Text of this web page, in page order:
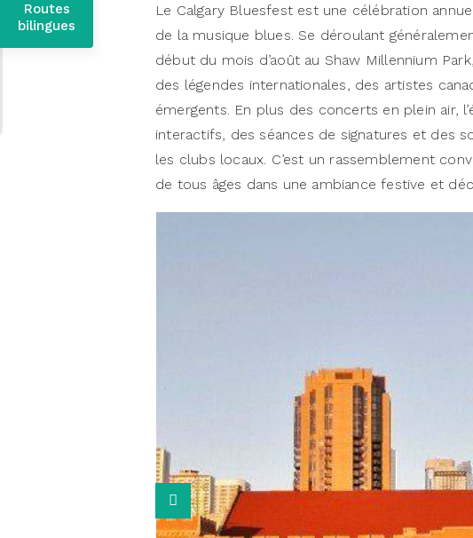
Routes
bilingues
Le Calgary Bluesfest est une célébration
de la musique blues. Se déroulant
début du mois d’août au Shaw Millennium
des légendes internationales, des artistes
émergents. En plus des concerts en plein air,
interactifs, des séances de signatures et des
les clubs locaux. C’est un rassemblement
de tous âges dans une ambiance festive et